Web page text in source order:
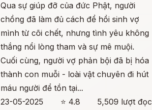
Qua sự giúp đỡ của đức Phật, người
chồng đã làm đủ cách để hồi sinh vợ
mình từ cõi chết, nhưng tình yêu không
thắng nổi lòng tham và sự mê muội.
Cuối cùng, người vợ phản bội đã bị hóa
thành con muỗi - loài vật chuyên đi hút
máu người để tồn tại...
23-05-2025
⭐ 4.8
5,509 lượt đọc